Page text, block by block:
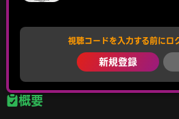
視聴コードを入力する前にロ
新規登録
概要